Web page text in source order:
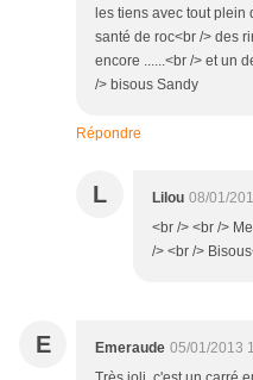
les tiens avec tout
santé de roc<br /> des
encore ......<br /> et un
/> bisous Sandy
Répondre
L Lilou 08/01/
<br /> <br />
/> <br />
E Emeraude 05/01/2013